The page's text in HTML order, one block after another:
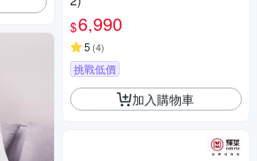
$6,990
5 (4)
挑戰低價
加入購物車